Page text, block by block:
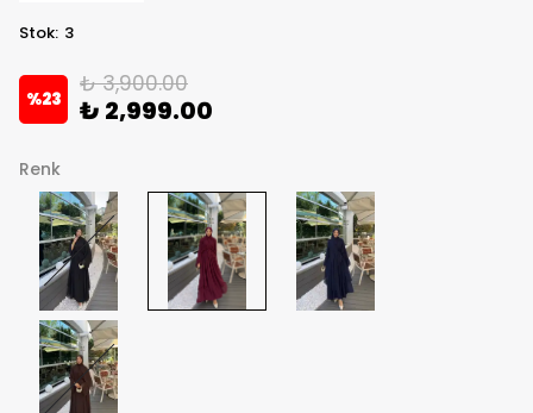
Stok: 3
%23
₺ 3,900.00
₺ 2,999.00
Renk